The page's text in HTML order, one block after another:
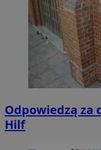
Odpowiedzą za
Hilf